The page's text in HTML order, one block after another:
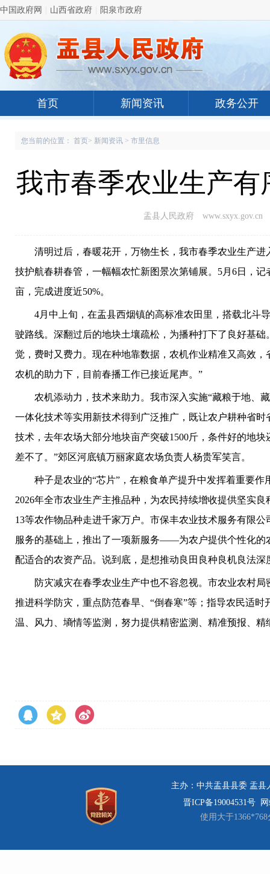
中国政府网 山西省政府 阳泉市政府
首页 新闻资讯 政务公开
您当前的位置： 首页> 新闻资讯 > 市里信息
我市春季农业生产
盂县人民政府 www.sxyx.gov.cn
清明过后，春暖花开，万物生长，我市春季农业生产进
技护航春耕春管，一幅幅农忙新图景次第铺展。5月6日，
亩，完成进度近50%。
4月中上旬，在盂县西烟镇的高标准农田里，搭载北斗导
驶路线。深翻过后的地块土壤疏松，为播种打下了良好基
觉，费时又费力。现在种地靠数据，农机作业精准又高效
农机的助力下，目前春播工作已接近尾声。”
农机添动力，技术来助力。我市深入实施“藏粮于地、藏
一体化技术等实用新技术得到广泛推广，既让农户耕种省
技术，去年农场大部分地块亩产突破1500斤，条件好的地
差不了。”郊区河底镇万丽家庭农场负责人杨贵军笑言。
种子是农业的“芯片”，在粮食单产提升中发挥着重要作
2026年全市农业生产主推品种，为农民持续增收提供坚实
13等农作物品种走进千家万户。市保丰农业技术服务有限
服务的基础上，推出了一项新服务——为农户提供个性化的
配适合的农资产品。说到底，是想推动良田良种良机良法
防灾减灾在春季农业生产中也不容忽视。市农业农村局
推进科学防灾，重点防范春旱、“倒春寒”等；指导农民适
温、风力、墒情等监测，努力提供精密监测、精准预报、
主办：中共盂县县委 盂县
晋ICP备19004531号
使用大于